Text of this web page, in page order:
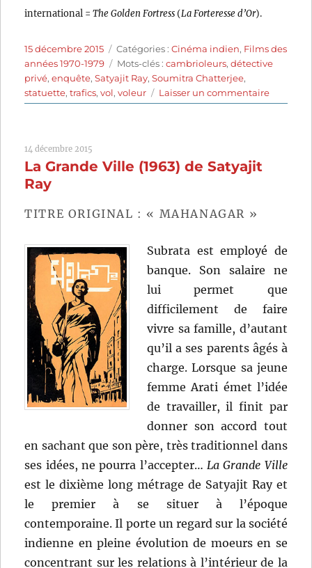
international =The Golden Fortress(La Forteresse d’Or).
Publié
le
15 décembre 2015 Catégories
Catégories :Cinéma indien, Films des
années 1970-1979
Étiquettes
Mots-clés :cambrioleurs,détective
privé,enquête,Satyajit Ray,Soumitra Chatterjee,
statuette,trafics,vol,voleur Laisser un commentairesur
Le
14 décembre 2015
La Grande Ville (1963) de Satyajit
Ray
TITRE ORIGINAL : « MAHANAGAR »
Subrata est employé de
banque. Son salaire ne
lui permet que
difficilement de faire
vivre sa famille, d’autant
qu’il a ses parents âgés à
charge. Lorsque sa jeune
femme Arati émet l’idée
de travailler, il finit par
donner son accord tout
en sachant que son père, très traditionnel dans
ses idées, ne pourra l’accepter…La Grande Ville
est le dixième long métrage de Satyajit Ray et
le premier à se situer à l’époque
contemporaine. Il porte un regard sur la société
indienne en pleine évolution de moeurs en se
concentrant sur les relations à l’intérieur de la